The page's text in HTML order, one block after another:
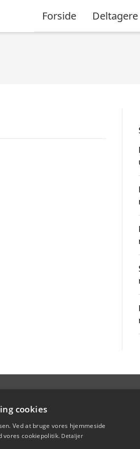
Forside Deltagere
cookies
Ved at bruge vores hjemmeside
vores cookiepolitik. Detaljer